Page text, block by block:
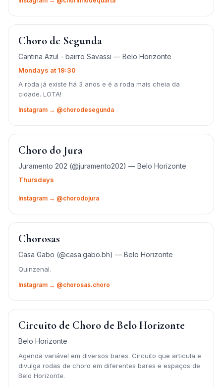
Choro de Segunda
Cantina Azul - bairro Savassi — Belo Horizonte
Mondays at 19:30
A roda já existe há 3 anos e é a roda mais cheia da
cidade. LOTA!
Instagram → @chorodesegunda
Choro do Jura
Juramento 202 (@juramento202) — Belo Horizonte
Thursdays
Instagram → @chorodojura
Chorosas
Casa Gabo (@casa.gabo.bh) — Belo Horizonte
Quinzenal.
Instagram → @chorosas.choro
Circuito de Choro de Belo Horizonte
Belo Horizonte
Agenda variável em diversos bares. Circuito que articula e
divulga rodas de choro em diferentes bares e espaços de
Belo Horizonte.